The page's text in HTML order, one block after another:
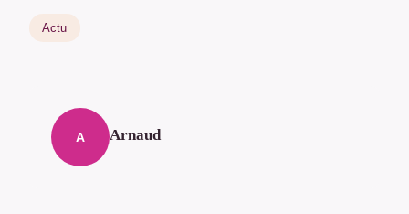
Actu
A Arnaud